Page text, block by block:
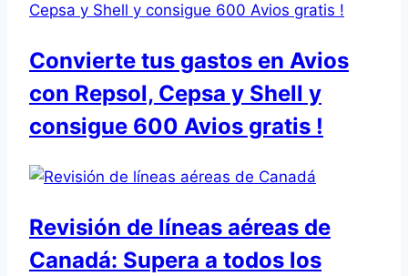
Convierte tus gastos en Avios
con Repsol, Cepsa y Shell y
consigue 600 Avios gratis !
Revisión de líneas aéreas de
Canadá: Supera a todos los